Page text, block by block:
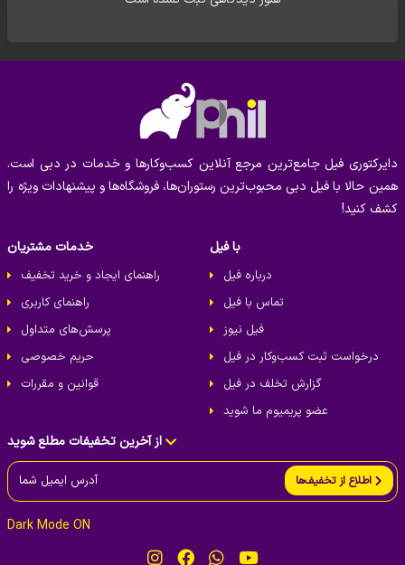
خدمات مشتریان
راهنمای ایجاد و خرید تخفیف
راهنمای کاربری
پرسش‌های متداول
حریم خصوصی
قوانین و مقررات
با فیل
درباره فیل
تماس با فیل
فیل نیوز
درخواست ثبت کسب‌و‌کار در فیل
گزارش تخلف در فیل
عضو پریمیوم ما شوید
از آخرین تخفیفات مطلع شوید
اطلاع از تخفیف‌ها
Dark Mode ON
دایرکتوری فیل جامع‌ترین مرجع آنلاین کسب‌وکارها و خدمات در دبی است.
همین حالا با فیل دبی محبوب‌ترین رستوران‌ها، فروشگاه‌ها و پیشنهادات ویژه را
کشف کنید!